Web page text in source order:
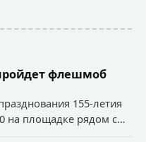
флешмоб
155-летия
на площадке рядом с